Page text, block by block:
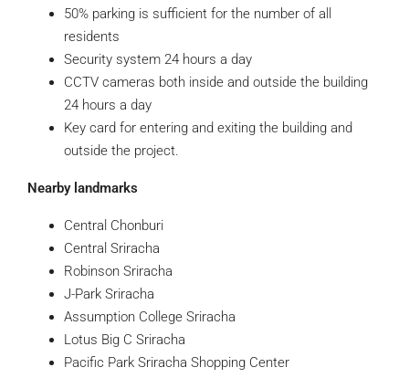
50% parking is sufficient for the number of all
residents
Security system 24 hours a day
CCTV cameras both inside and outside the building
24 hours a day
Key card for entering and exiting the building and
outside the project.
Nearby landmarks
Central Chonburi
Central Sriracha
Robinson Sriracha
J-Park Sriracha
Assumption College Sriracha
Lotus Big C Sriracha
Pacific Park Sriracha Shopping Center